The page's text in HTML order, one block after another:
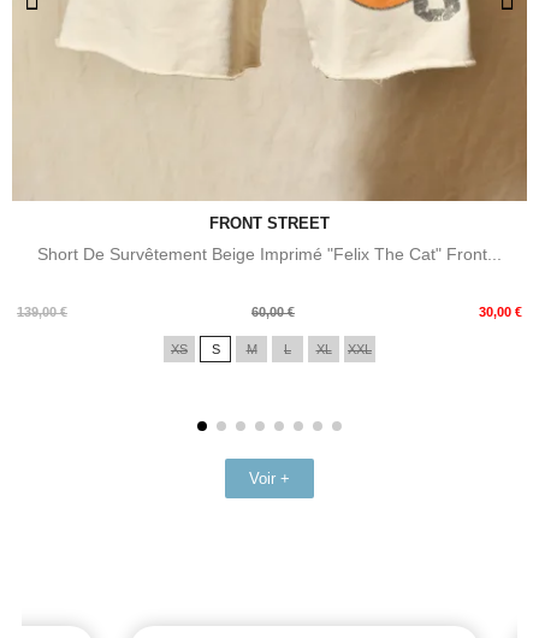
FRONT STREET
Short De Survêtement Beige Imprimé "Felix The Cat" Front...
139,00 €
Prix
60,00 € 30,00 €
Prix
XS S M L XL XXL
Voir +